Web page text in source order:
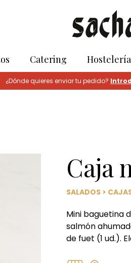
Catering Hostelería
¿Dónde quieres enviar tu pedido?
Caja
SALADOS >
Mini baguetina
salmón
de fuet (1 ud.).